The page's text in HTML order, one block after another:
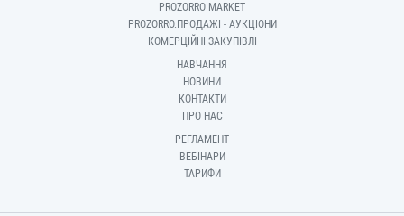
PROZORRO MARKET
PROZORRO.ПРОДАЖІ - АУКЦІОНИ
КОМЕРЦІЙНІ ЗАКУПІВЛІ
НАВЧАННЯ
НОВИНИ
КОНТАКТИ
ПРО НАС
РЕГЛАМЕНТ
ВЕБІНАРИ
ТАРИФИ